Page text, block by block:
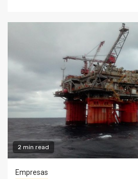
2 min read
Empresas